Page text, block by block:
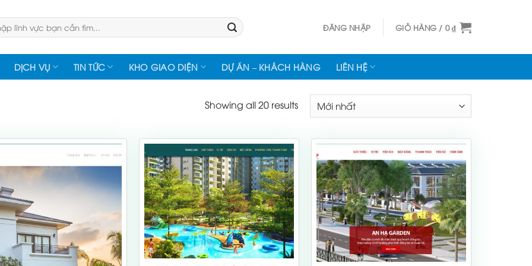
ĐĂNG NHẬP GIỎ HÀNG / 0₫
DỊCH VỤ TIN TỨC KHO GIAO DIỆN DỰ ÁN – KHÁCH HÀNG LIÊN HỆ
Showing all 20 results